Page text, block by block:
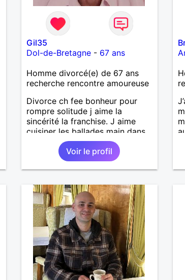
Gil35
Dol-de-Bretagne- 67 ans
Homme divorcé(e) de 67 ans
recherche rencontre amoureuse
Divorce ch fee bonheur pour
rompre solitude j aime la
sincérité la franchise. J aime
cuisiner les ballades main dans
la main en forêt ou bord de mer
surtout l'hiver après un bon
Coup de vent un thé bien
chaud.pour le reste a découvrir
Voir le profil